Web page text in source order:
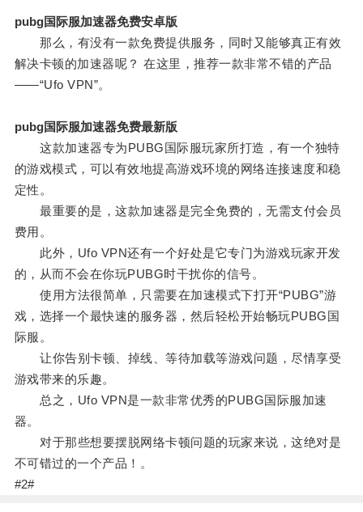
pubg国际服加速器免费安卓版
那么，有没有一款免费提供服务，同时又能够真正有效
解决卡顿的加速器呢？ 在这里，推荐一款非常不错的产品
——“Ufo VPN”。
pubg国际服加速器免费最新版
这款加速器专为PUBG国际服玩家所打造，有一个独特
的游戏模式，可以有效地提高游戏环境的网络连接速度和稳
定性。
最重要的是，这款加速器是完全免费的，无需支付会员
费用。
此外，Ufo VPN还有一个好处是它专门为游戏玩家开发
的，从而不会在你玩PUBG时干扰你的信号。
使用方法很简单，只需要在加速模式下打开“PUBG”游
戏，选择一个最快速的服务器，然后轻松开始畅玩PUBG国
际服。
让你告别卡顿、掉线、等待加载等游戏问题，尽情享受
游戏带来的乐趣。
总之，Ufo VPN是一款非常优秀的PUBG国际服加速
器。
对于那些想要摆脱网络卡顿问题的玩家来说，这绝对是
不可错过的一个产品！。
#2#